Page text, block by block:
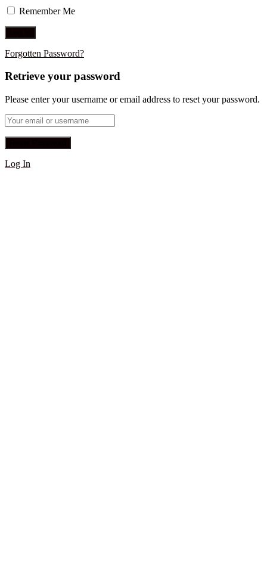
Remember Me
Forgotten Password?
Retrieve your password
Please enter your username or email address to reset your password.
Log In